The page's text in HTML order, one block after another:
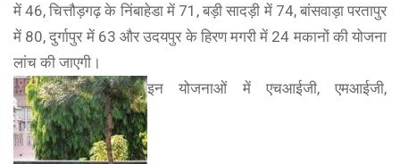
में 46, चित्तौड़गढ़ के निंबाहेडा में 71, बड़ी सादड़ी में 74, बांसवाड़ा परतापुर
में 80, दुर्गापुर में 63 और उदयपुर के हिरण मगरी में 24 मकानों की योजना
लांच की जाएगी।
इन योजनाओं में एचआईजी, एमआईजी,